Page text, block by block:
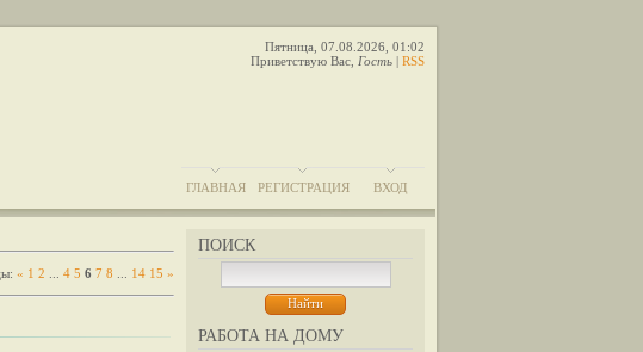
Пятница, 07.08.2026, 01:02
Приветствую Вас Гость | RSS
ГЛАВНАЯ РЕГИСТРАЦИЯ ВХОД
ПОИСК
РАБОТА НА ДОМУ
: « 1 2 4 5 6 7 8 14 15 »